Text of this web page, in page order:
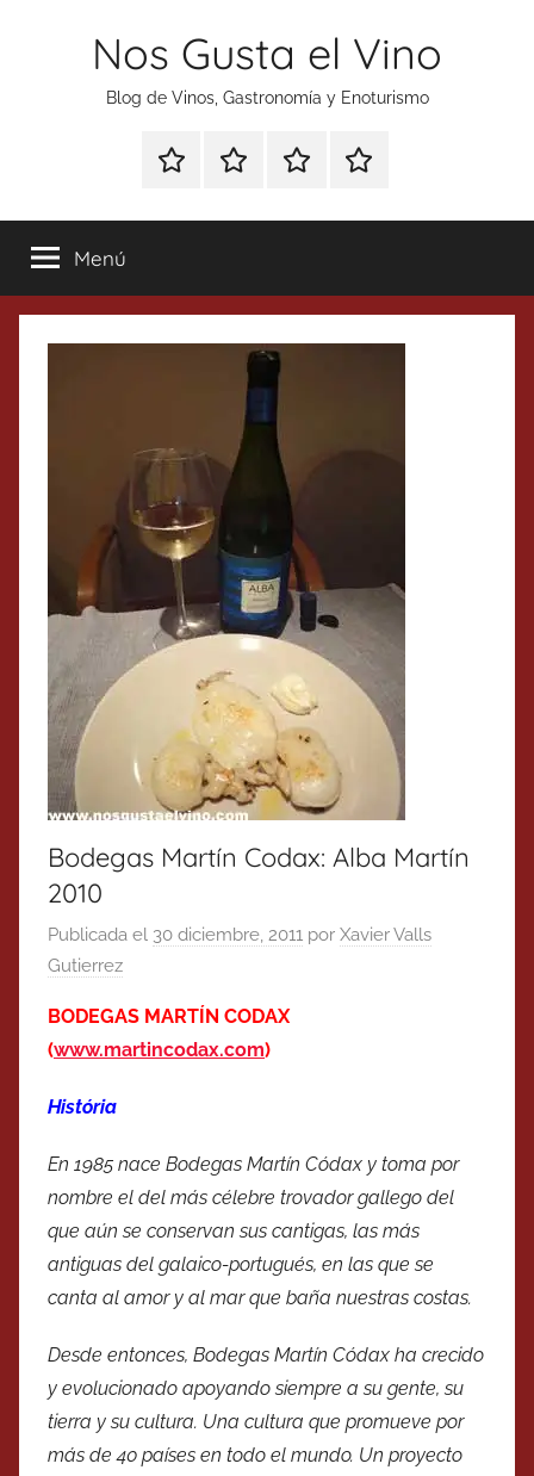
Nos Gusta el Vino
Blog de Vinos, Gastronomía y Enoturismo
Especial
Tonics
Enoturismo
Gastronomía
RankingContacto
Menú
Bodegas Martín Codax: Alba Martín
2010
Publicada el 30 diciembre, 2011 por Xavier Valls
Gutierrez
BODEGAS MARTÍN CODAX
(www.martincodax.com)
História
En 1985 nace Bodegas Martín Códax y toma por
nombre el del más célebre trovador gallego del
que aún se conservan sus cantigas, las más
antiguas del galaico-portugués, en las que se
canta al amor y al mar que baña nuestras costas.
Desde entonces, Bodegas Martín Códax ha crecido
y evolucionado apoyando siempre a su gente, su
tierra y su cultura. Una cultura que promueve por
más de 40 países en todo el mundo. Un proyecto